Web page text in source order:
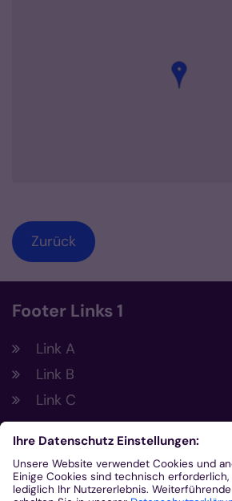
Zurück
Footer Links 1
Link A
Link B
Link C
Footer Links 2
Link A